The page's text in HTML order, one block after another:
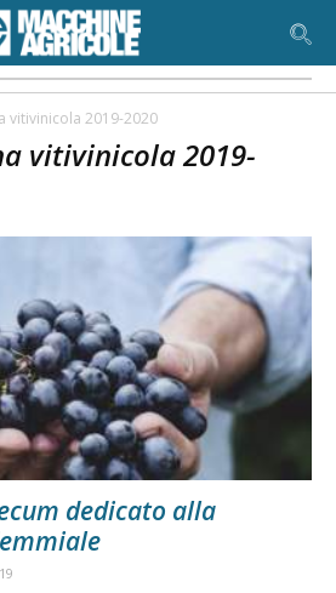
vitivinicola 2019-2020
vitivinicola 2019-
dedicato alla